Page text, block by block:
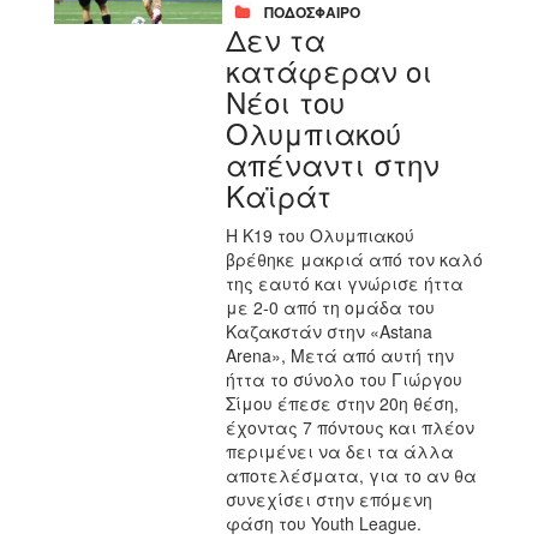
ΠΟΔΟΣΦΑΙΡΟ
Δεν τα
κατάφεραν οι
Νέοι του
Ολυμπιακού
απέναντι στην
Καϊράτ
Η Κ19 του Ολυμπιακού
βρέθηκε μακριά από τον καλό
της εαυτό και γνώρισε ήττα
με 2-0 από τη ομάδα του
Καζακστάν στην «Αstana
Arena», Μετά από αυτή την
ήττα το σύνολο του Γιώργου
Σίμου έπεσε στην 20η θέση,
έχοντας 7 πόντους και πλέον
περιμένει να δει τα άλλα
αποτελέσματα, για το αν θα
συνεχίσει στην επόμενη
φάση του Youth League.